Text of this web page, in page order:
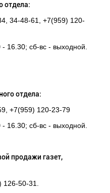
отдела:
34-48-61, +7(959) 120-
16.30; сб-вс - выходной.
отдела:
+7(959) 120-23-79
16.30; сб-вс - выходной.
продажи газет,
126-50-31.